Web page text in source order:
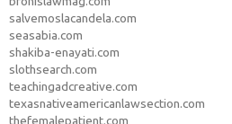
salvemoslacandela.com
seasabia.com
shakiba-enayati.com
slothsearch.com
teachingadcreative.com
texasnativeamericanlawsection.com
thefemalepatient.com